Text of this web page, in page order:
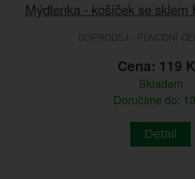
Mýdlenka - košíček se sklem
DOPRODEJ - PŮVODNÍ
Cena: 119
Skladem
Doručíme do:
Detail